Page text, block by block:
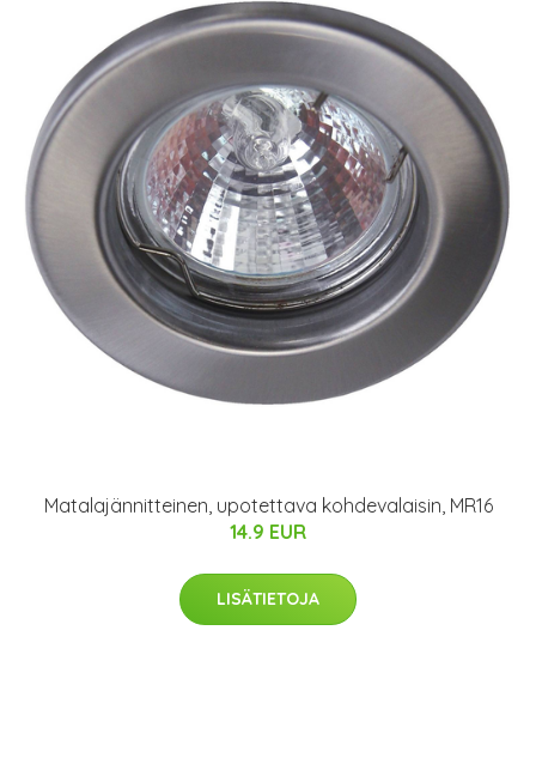
Matalajännitteinen, upotettava kohdevalaisin, MR16
14.9 EUR
LISÄTIETOJA